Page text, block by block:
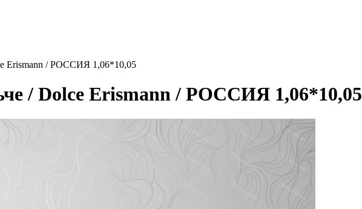
Erismann / РОССИЯ 1,06*10,05
/ Dolce Erismann / РОССИЯ 1,06*10,05